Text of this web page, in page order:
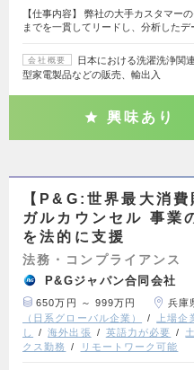
【仕事内容】 弊社の大手カスタマー
までを一貫してリードし、分析したデ
会社概要
日本における洗濯洗浄関
型家電製品などの販売、輸出入
興味あり
【P&G:世界最大消
ガルカウンセル 事業
を法的に支援
法務・コンプライアンス
P&Gジャパン合同会社
650万円 ～ 999万円 兵庫
（日系グローバル企業）
上場企
し
海外出張 英語力が必要
クス勤務
リモートワーク可能